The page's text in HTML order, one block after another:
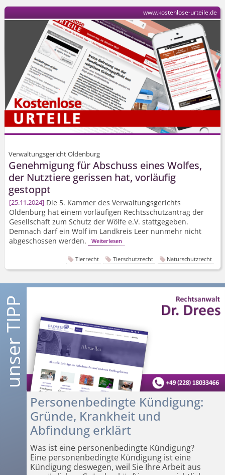
Verwaltungsgericht Oldenburg
Genehmigung für Abschuss eines Wolfes,
der Nutztiere gerissen hat, vorläufig
gestoppt
25.11.2024 Die 5. Kammer des Verwaltungsgerichts
Oldenburg hat einem vorläufigen Rechtsschutzantrag der
Gesellschaft zum Schutz der Wölfe e.V. stattgegeben.
Demnach darf ein Wolf im Landkreis Leer nunmehr nicht
abgeschossen werden.
Weiterlesen
www.kostenlose-urteile.de
Tierrecht Tierschutzrecht Naturschutzrecht
Personenbedingte Kündigung:
Gründe, Krankheit und
Abfindung erklärt
Was ist eine personenbedingte Kündigung?
Eine personenbedingte Kündigung ist eine
Kündigung deswegen, weil Sie Ihre Arbeit aus